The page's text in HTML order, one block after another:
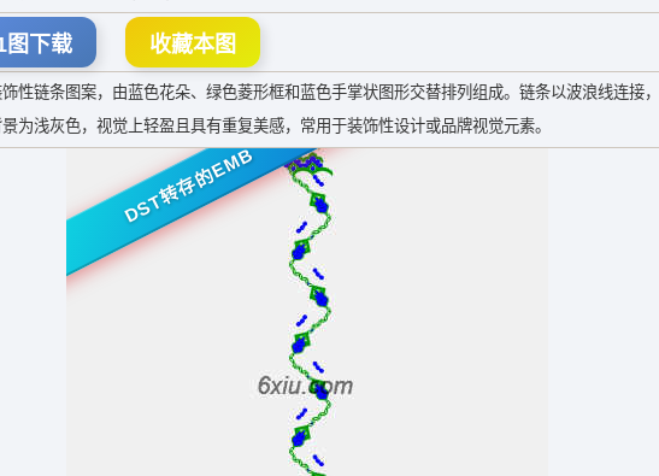
图下载 收藏本图
性链条图案，由蓝色花朵、绿色菱形框和蓝色手掌状图形交替排列组成。链条以波浪线连接
为浅灰色，视觉上轻盈且具有重复美感，常用于装饰性设计或品牌视觉元素。
DST转存的EMB